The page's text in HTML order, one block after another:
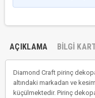
AÇIKLAMA BILGI
Diamond Craft pirinç
altındaki markadan ve
küçülmektedir. Pirinç